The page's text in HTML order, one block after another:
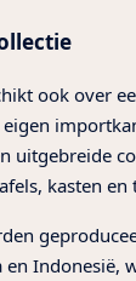
ook over
uitgebreide
kasten
en Indonesië,